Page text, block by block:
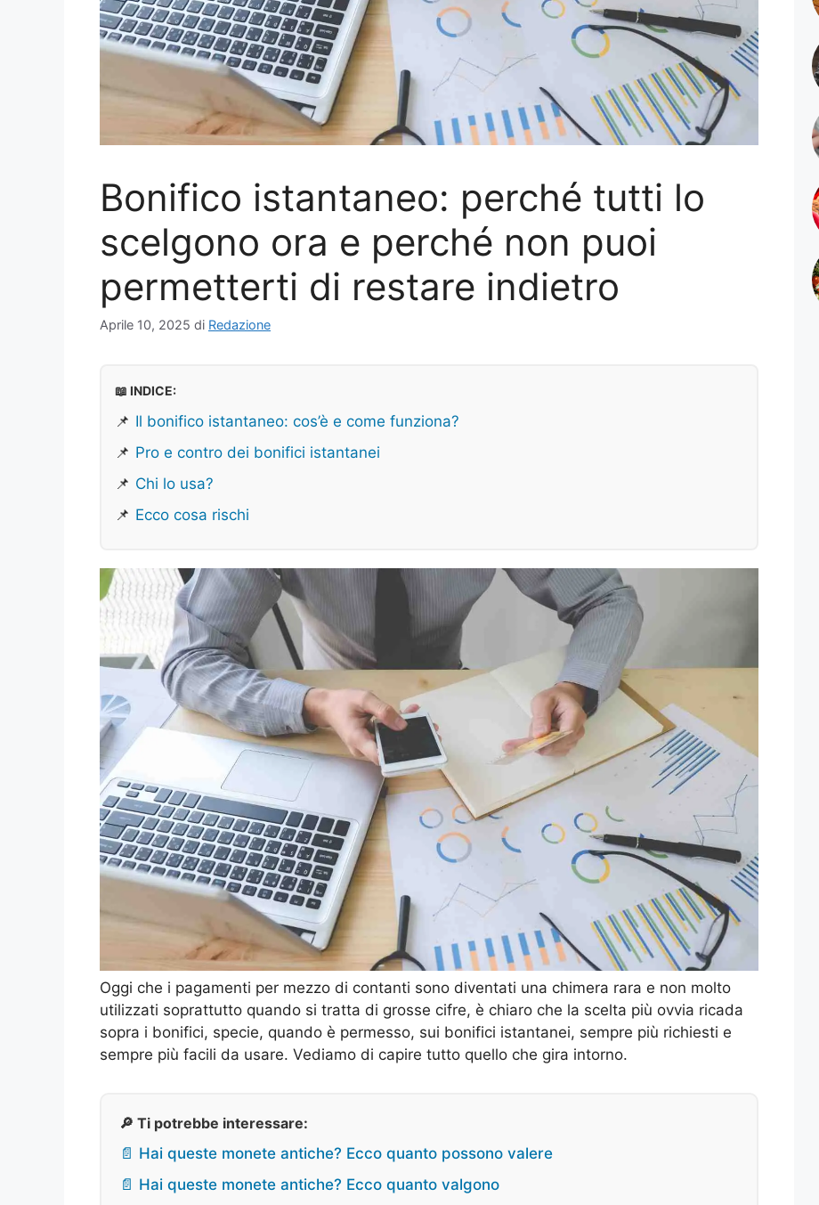
Bonifico istantaneo: perché tutti lo
scelgono ora e perché non puoi
permetterti di restare indietro
Aprile 10, 2025 di Redazione
📖 INDICE:
📌 Il bonifico istantaneo: cos’è e come funziona?
📌 Pro e contro dei bonifici istantanei
📌 Chi lo usa?
📌 Ecco cosa rischi
Oggi che i pagamenti per mezzo di contanti sono diventati una chimera rara e non molto
utilizzati soprattutto quando si tratta di grosse cifre, è chiaro che la scelta più ovvia ricada
sopra i bonifici, specie, quando è permesso, sui bonifici istantanei, sempre più richiesti e
sempre più facili da usare. Vediamo di capire tutto quello che gira intorno.
🔎 Ti potrebbe interessare:
📄 Hai queste monete antiche? Ecco quanto possono valere
📄 Hai queste monete antiche? Ecco quanto valgono